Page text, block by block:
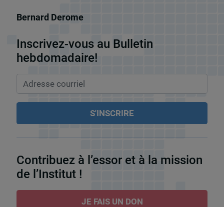
Bernard Derome
Inscrivez-vous au Bulletin
hebdomadaire!
Contribuez à l’essor et à la mission
de l’Institut !
JE FAIS UN DON